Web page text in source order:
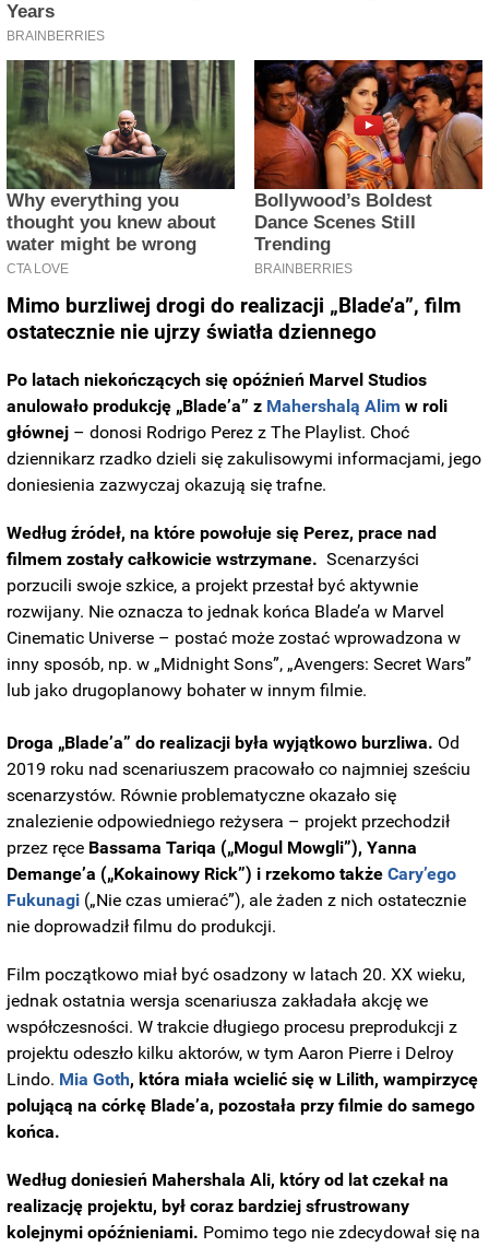
Mimo burzliwej drogi do realizacji „Blade’a”, film
ostatecznie nie ujrzy światła dziennego
Po latach niekończących się opóźnień Marvel Studios
anulowało produkcję „Blade’a” z Mahershalą Alim w roli
głównej – donosi Rodrigo Perez z The Playlist. Choć
dziennikarz rzadko dzieli się zakulisowymi informacjami, jego
doniesienia zazwyczaj okazują się trafne.
Według źródeł, na które powołuje się Perez, prace nad
filmem zostały całkowicie wstrzymane. Scenarzyści
porzucili swoje szkice, a projekt przestał być aktywnie
rozwijany. Nie oznacza to jednak końca Blade’a w Marvel
Cinematic Universe – postać może zostać wprowadzona w
inny sposób, np. w „Midnight Sons”, „Avengers: Secret Wars”
lub jako drugoplanowy bohater w innym filmie.
Droga „Blade’a” do realizacji była wyjątkowo burzliwa. Od
2019 roku nad scenariuszem pracowało co najmniej sześciu
scenarzystów. Równie problematyczne okazało się
znalezienie odpowiedniego reżysera – projekt przechodził
przez ręce Bassama Tariqa („Mogul Mowgli”), Yanna
Demange’a („Kokainowy Rick”) i rzekomo takżeCary’ego
Fukunagi („Nie czas umierać”), ale żaden z nich ostatecznie
nie doprowadził filmu do produkcji.
Film początkowo miał być osadzony w latach 20. XX wieku,
jednak ostatnia wersja scenariusza zakładała akcję we
współczesności. W trakcie długiego procesu preprodukcji z
projektu odeszło kilku aktorów, w tym Aaron Pierre i Delroy
Lindo. Mia Goth, która miała wcielić się w Lilith, wampirzycę
polującą na córkę Blade’a, pozostała przy filmie do samego
końca.
Według doniesień Mahershala Ali, który od lat czekał na
realizację projektu, był coraz bardziej sfrustrowany
kolejnymi opóźnieniami. Pomimo tego nie zdecydował się na